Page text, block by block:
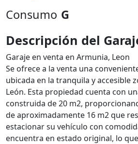
Consumo G
Descripción del
Garaje en venta en Armunia, Leon
Se ofrece a la venta una
ubicada en la tranquila y accesible
León. Esta propiedad cuenta con
construida de 20 m2,
de aproximadamente 16 m2 que
estacionar su vehículo con
encuentra en estado original, lo